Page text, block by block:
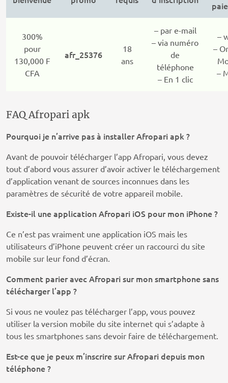
300%
pour
130,000 F
CFA
afr_25376
18
ans
– par e-mail
– via numéro
de
téléphone
– En 1 clic
–
–
–
FAQ Afropari apk
Pourquoi je n’arrive pas à installer Afropari apk ?
Avant de pouvoir télécharger l’app Afropari, vous devez
tout d’abord vous assurer d’avoir activer le téléchargement
d’application venant de sources inconnues dans les
paramètres de sécurité de votre appareil mobile.
Existe-il une application Afropari iOS pour mon iPhone ?
Ce n’est pas vraiment une application iOS mais les
utilisateurs d’iPhone peuvent créer un raccourci du site
mobile sur leur fond d’écran.
Comment parier avec Afropari sur mon smartphone sans
télécharger l’app ?
Si vous ne voulez pas télécharger l’app, vous pouvez
utiliser la version mobile du site internet qui s’adapte à
tous les smartphones sans devoir faire de téléchargement.
Est-ce que je peux m’inscrire sur Afropari depuis mon
téléphone ?